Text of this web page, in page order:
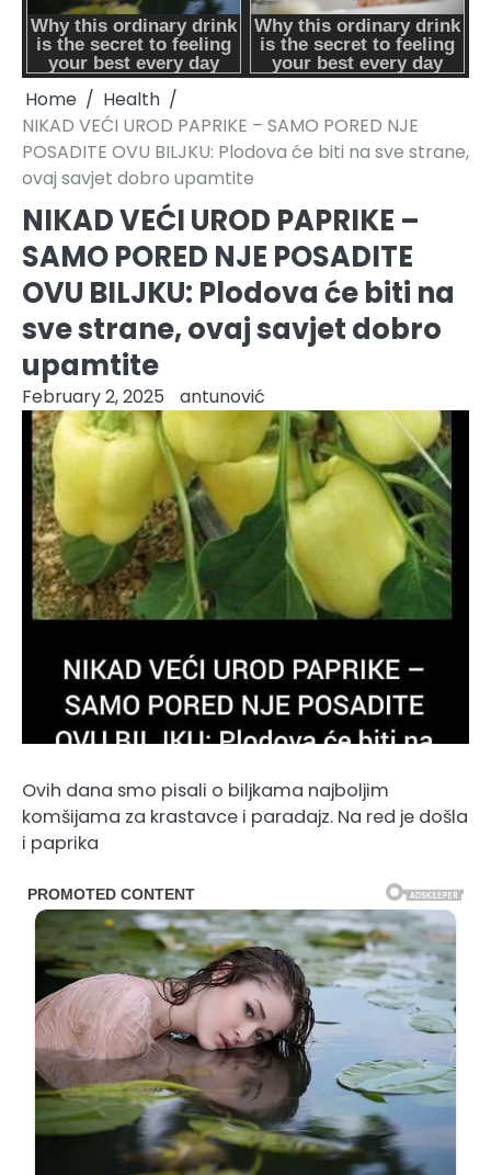
Home
Health
NIKAD VEĆI UROD PAPRIKE – SAMO PORED NJE
POSADITE OVU BILJKU: Plodova će biti na sve strane,
ovaj savjet dobro upamtite
NIKAD VEĆI UROD PAPRIKE –
SAMO PORED NJE POSADITE
OVU BILJKU: Plodova će biti na
sve strane, ovaj savjet dobro
upamtite
February 2, 2025 antunović
Ovih dana smo pisali o biljkama najboljim
komšijama za krastavce i paradajz. Na red je došla
i paprika